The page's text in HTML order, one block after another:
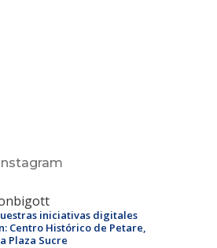
iniciativas digitales
Centro Histórico de Petare,
Plaza Sucre